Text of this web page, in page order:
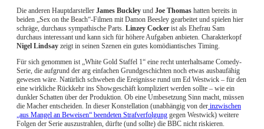
Die anderen Hauptdarsteller James Buckley und Joe Thomas hatten bereits in
beiden „Sex on the Beach“-Filmen mit Damon Beesley gearbeitet und spielen hier
schräge, durchaus sympathische Parts. Linzey Cocker ist als Ehefrau Sam
durchaus interessant und kann sich für höhere Aufgaben anbieten. Charakterkopf
Nigel Lindsay zeigt in seinen Szenen ein gutes komödiantisches Timing.
Für sich genommen ist „White Gold Staffel 1“ eine recht unterhaltsame Comedy-
Serie, die aufgrund der arg einfachen Grundgeschichten noch etwas ausbaufähig
gewesen wäre. Natürlich schweben die Ereignisse rund um Ed Westwick – für den
eine wirkliche Rückkehr ins Showgeschäft kompliziert werden sollte – wie ein
dunkler Schatten über der Produktion. Ob eine Umbesetzung Sinn macht, müssen
die Macher entscheiden. In dieser Konstellation (unabhängig von der inzwischen
„aus Mangel an Beweisen“ beendeten Strafverfolgung gegen Westwick) weitere
Folgen der Serie auszustrahlen, dürfte (und sollte) die BBC nicht riskieren.